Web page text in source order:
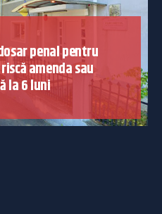
penal pentru
amenda sau
la 6 luni